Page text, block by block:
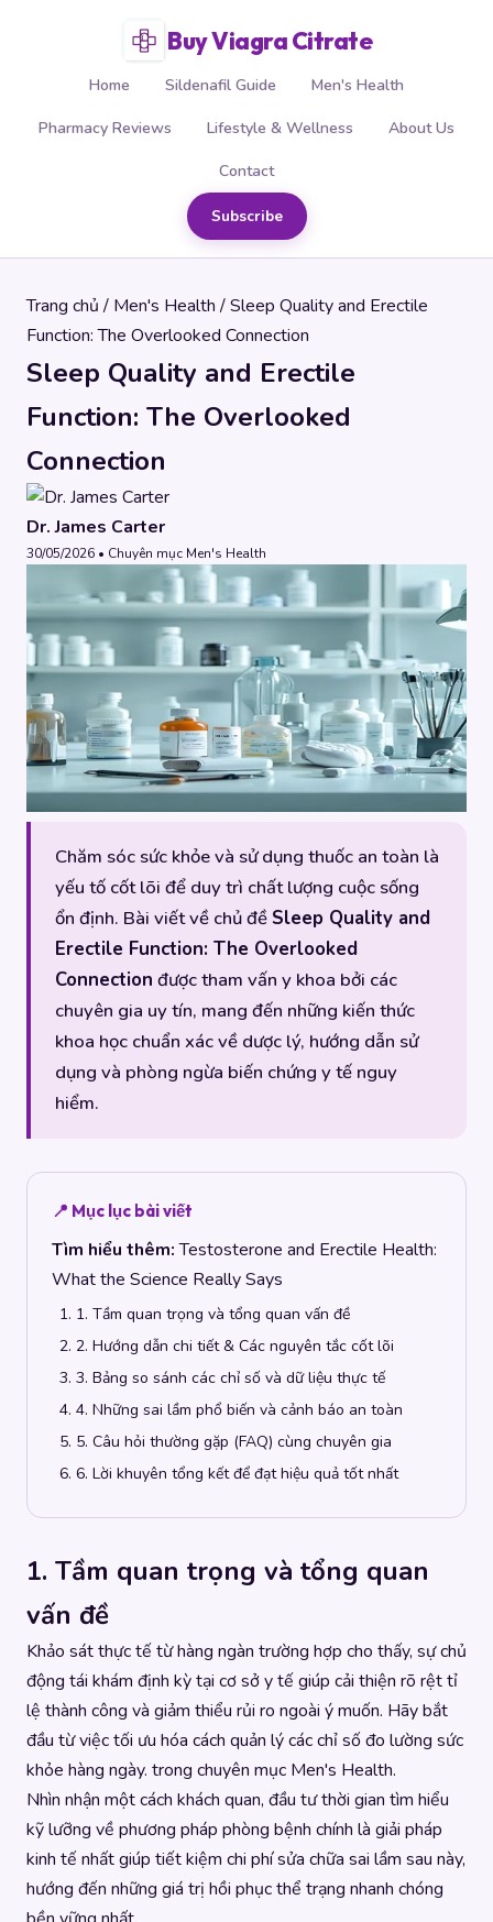
Buy Viagra Citrate
Home Sildenafil Guide Men's Health
Pharmacy Reviews Lifestyle & Wellness About Us
Contact
Subscribe
Trang chủ/ Men's Health/ Sleep Quality and Erectile
Function: The Overlooked Connection
Sleep Quality and Erectile
Function: The Overlooked
Connection
Dr. James Carter
30/05/2026 • Chuyên mục Men's Health
Chăm sóc sức khỏe và sử dụng thuốc an toàn là
yếu tố cốt lõi để duy trì chất lượng cuộc sống
ổn định. Bài viết về chủ đề Sleep Quality and
Erectile Function: The Overlooked
Connection được tham vấn y khoa bởi các
chuyên gia uy tín, mang đến những kiến thức
khoa học chuẩn xác về dược lý, hướng dẫn sử
dụng và phòng ngừa biến chứng y tế nguy
hiểm.
📍 Mục lục bài viết
Tìm hiểu thêm: Testosterone and Erectile Health:
What the Science Really Says
1. Tầm quan trọng và tổng quan vấn đề
2. Hướng dẫn chi tiết & Các nguyên tắc cốt lõi
3. Bảng so sánh các chỉ số và dữ liệu thực tế
4. Những sai lầm phổ biến và cảnh báo an toàn
5. Câu hỏi thường gặp (FAQ) cùng chuyên gia
6. Lời khuyên tổng kết để đạt hiệu quả tốt nhất
1. Tầm quan trọng và tổng quan
vấn đề
Khảo sát thực tế từ hàng ngàn trường hợp cho thấy, sự chủ
động tái khám định kỳ tại cơ sở y tế giúp cải thiện rõ rệt tỉ
lệ thành công và giảm thiểu rủi ro ngoài ý muốn. Hãy bắt
đầu từ việc tối ưu hóa cách quản lý các chỉ số đo lường sức
khỏe hàng ngày. trong chuyên mục Men's Health.
Nhìn nhận một cách khách quan, đầu tư thời gian tìm hiểu
kỹ lưỡng về phương pháp phòng bệnh chính là giải pháp
kinh tế nhất giúp tiết kiệm chi phí sửa chữa sai lầm sau này,
hướng đến những giá trị hồi phục thể trạng nhanh chóng